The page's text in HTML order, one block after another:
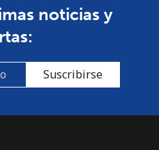
noticias y
Suscribirse